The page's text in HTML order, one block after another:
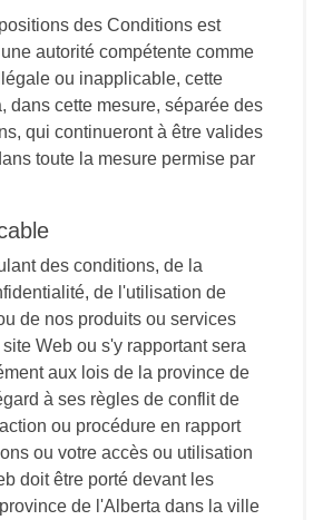
des Conditions est
autorité compétente comme
ou inapplicable, cette
dans cette mesure, séparée des
qui continueront à être valides
toute la mesure permise par
des conditions, de la
de l'utilisation de
de nos produits ou services
Web ou s'y rapportant sera
aux lois de la province de
à ses règles de conflit de
ou procédure en rapport
ou votre accès ou utilisation
doit être porté devant les
de l'Alberta dans la ville